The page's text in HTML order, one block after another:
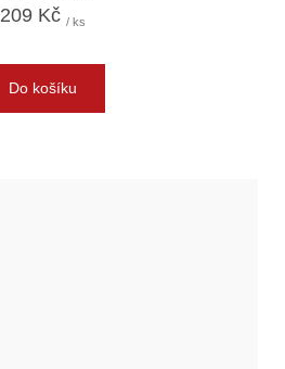
209 Kč / ks
Do košíku